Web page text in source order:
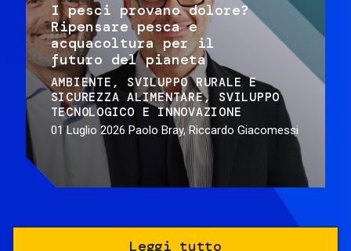
I pesci provano dolore?
Ripensare pesca e
acquacoltura per il
futuro del pianeta
AMBIENTE
SVILUPPO RURALE E
SICUREZZA ALIMENTARE
SVILUPPO
TECNOLOGICO E INNOVAZIONE
01 Luglio 2026 Paolo Bray, Riccardo Giacomessi
Leggi tutto